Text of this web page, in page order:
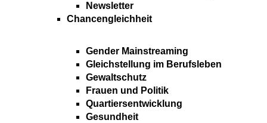
Newsletter
Chancengleichheit
Gender Mainstreaming
Gleichstellung im Berufsleben
Gewaltschutz
Frauen und Politik
Quartiersentwicklung
Gesundheit